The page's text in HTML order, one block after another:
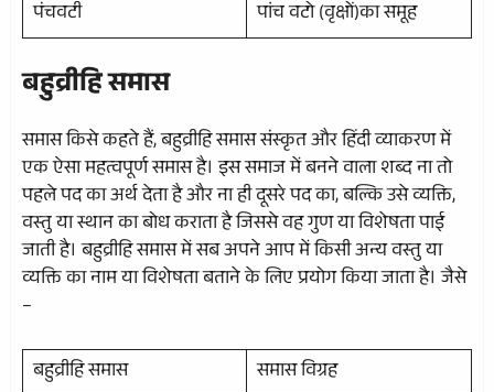
पंचवटी
पांच वटो (वृक्षों)का समूह
बहुव्रीहि समास
समास किसे कहते हैं, बहुव्रीहि समास संस्कृत और हिंदी व्याकरण में
एक ऐसा महत्वपूर्ण समास है। इस समाज में बनने वाला शब्द ना तो
पहले पद का अर्थ देता है और ना ही दूसरे पद का, बल्कि उसे व्यक्ति,
वस्तु या स्थान का बोध कराता है जिससे वह गुण या विशेषता पाई
जाती है। बहुव्रीहि समास में सब अपने आप में किसी अन्य वस्तु या
व्यक्ति का नाम या विशेषता बताने के लिए प्रयोग किया जाता है। जैसे
–
बहुव्रीहि समास
समास विग्रह